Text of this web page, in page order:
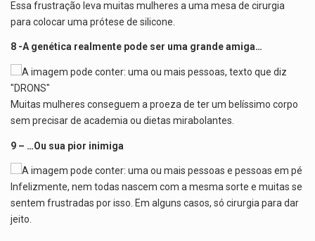
Essa frustração leva muitas mulheres a uma mesa de cirurgia
para colocar uma prótese de silicone.
8 -A genética realmente pode ser uma grande amiga…
Muitas mulheres conseguem a proeza de ter um belíssimo corpo
sem precisar de academia ou dietas mirabolantes.
9 – …Ou sua pior inimiga
Infelizmente, nem todas nascem com a mesma sorte e muitas se
sentem frustradas por isso. Em alguns casos, só cirurgia para dar
jeito.